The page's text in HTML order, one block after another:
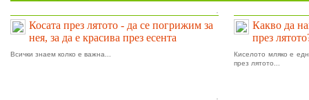
Косата през лятото - да се погрижим за
нея, за да е красива през есента
Всички знаем колко е важна...
Какво да
през
Киселото мляко е
през лятото...